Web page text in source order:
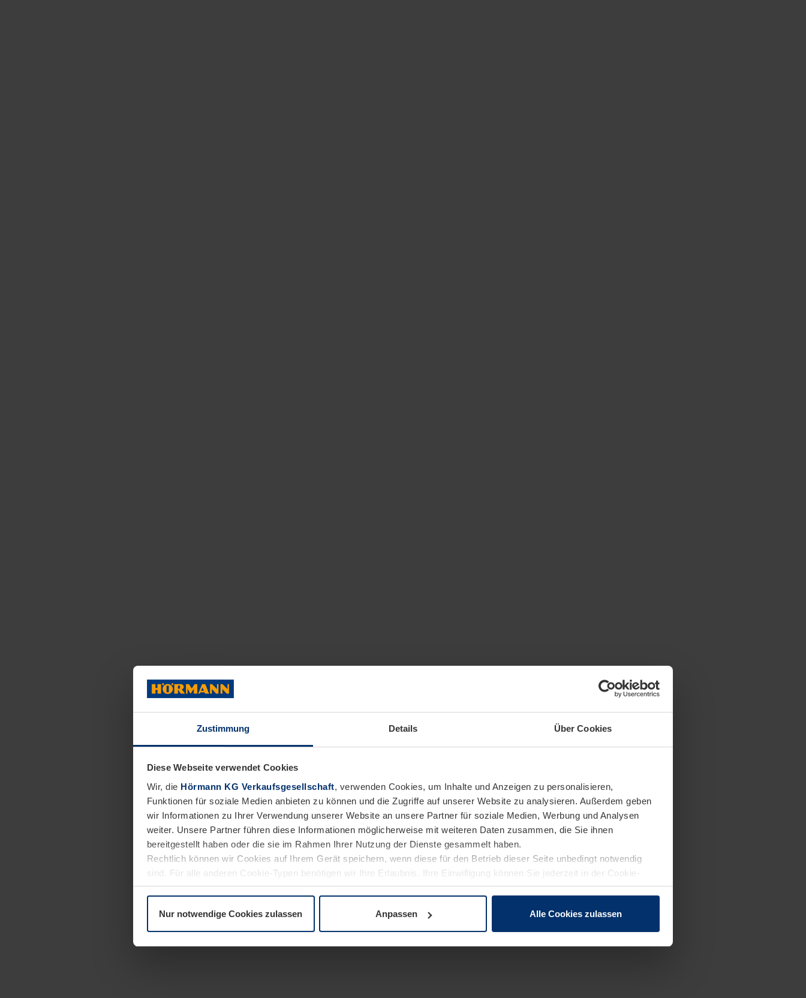
Zustimmung Details Über Cookies
Diese Webseite verwendet Cookies
Wir, die Hörmann KG Verkaufsgesellschaft, verwenden Cookies, um Inhalte und Anzeigen zu personalisieren,
Funktionen für soziale Medien anbieten zu können und die Zugriffe auf unserer Website zu analysieren. Außerdem geben
wir Informationen zu Ihrer Verwendung unserer Website an unsere Partner für soziale Medien, Werbung und Analysen
weiter. Unsere Partner führen diese Informationen möglicherweise mit weiteren Daten zusammen, die Sie ihnen
bereitgestellt haben oder die sie im Rahmen Ihrer Nutzung der Dienste gesammelt haben.
Rechtlich können wir Cookies auf Ihrem Gerät speichern, wenn diese für den Betrieb dieser Seite unbedingt notwendig
sind. Für alle anderen Cookie-Typen benötigen wir Ihre Erlaubnis. Ihre Einwilligung können Sie jederzeit in der Cookie-
Erläuterung auf der SeiteDatenschutzerklärungunserer Website ändern oder widerrufen.
Nur notwendige Cookies zulassen Anpassen Alle Cookies zulassen